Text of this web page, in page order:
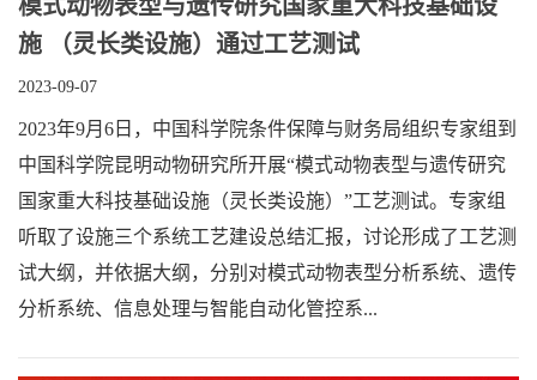
模式动物表型与遗传研究国家重大科技基础设
施 （灵长类设施）通过工艺测试
2023-09-07
2023年9月6日，中国科学院条件保障与财务局组织专家组到
中国科学院昆明动物研究所开展“模式动物表型与遗传研究
国家重大科技基础设施（灵长类设施）”工艺测试。专家组
听取了设施三个系统工艺建设总结汇报，讨论形成了工艺测
试大纲，并依据大纲，分别对模式动物表型分析系统、遗传
分析系统、信息处理与智能自动化管控系...